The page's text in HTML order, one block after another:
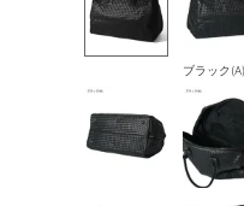
ブラック(A)